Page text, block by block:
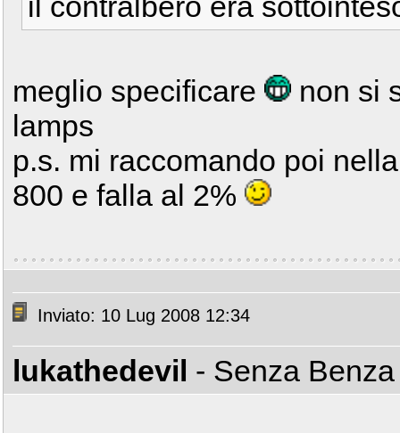
meglio specificare
non si
lamps
p.s. mi raccomando poi
800 e falla al 2%
Inviato: 10 Lug 2008 12:34
lukathedevil - Senza